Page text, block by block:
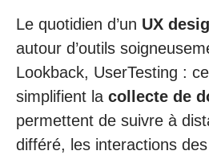
Le quotidien d’un UX
autour d’outils
Lookback, UserTesting :
simplifient la collecte de
permettent de suivre à
différé, les interactions